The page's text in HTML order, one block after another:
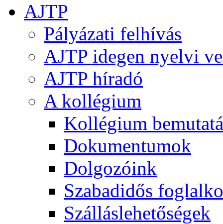
AJTP
Pályázati felhívás
AJTP idegen nyelvi
AJTP híradó
A kollégium
Kollégium
Dokumentumok
Dolgozóink
Szabadidős
Szálláslehetőségek